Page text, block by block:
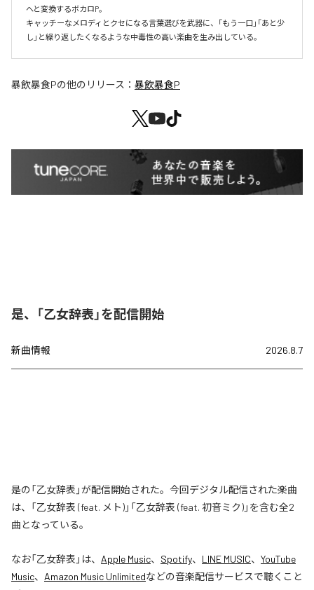
へと変換するボカロP。
キャッチーなメロディとクセになる言葉選びを武器に、「もう一口」「あと少
し」と繰り返したくなるような中毒性の高い楽曲を生み出している。
暴飲暴食Pの他のリリース： 暴飲暴食P
是、「乙女辞表」を配信開始
新曲情報 2026.8.7
是の「乙女辞表」が配信開始された。今回デジタル配信された楽曲
は、「乙女辞表 (feat. メト)」「乙女辞表 (feat. 初音ミク)」を含む全2
曲となっている。
なお「乙女辞表 」は、 Apple Music、 Spotify、 LINE MUSIC、 YouTube
Music、 Amazon Music Unlimitedなどの音楽配信サービスで聴くこと